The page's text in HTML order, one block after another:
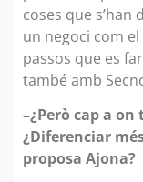
coses que
un negoci com
passos que es
també amb
–¿Però cap a
¿Diferenciar
proposa Ajona?